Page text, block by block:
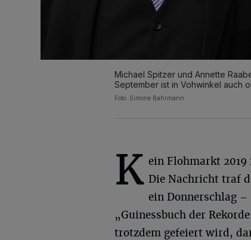
Michael Spitzer und Annette
September ist in Vohwinkel auch
Foto: Simone Bahrmann
K ein Flohmarkt
Die Nachricht traf
ein Donnerschlag
„Guinessbuch der
trotzdem gefeiert wird,